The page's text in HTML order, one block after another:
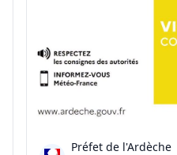
Préfet de l'Ardèche